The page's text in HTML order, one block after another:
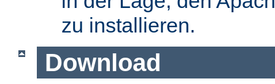
zu installieren.
Download